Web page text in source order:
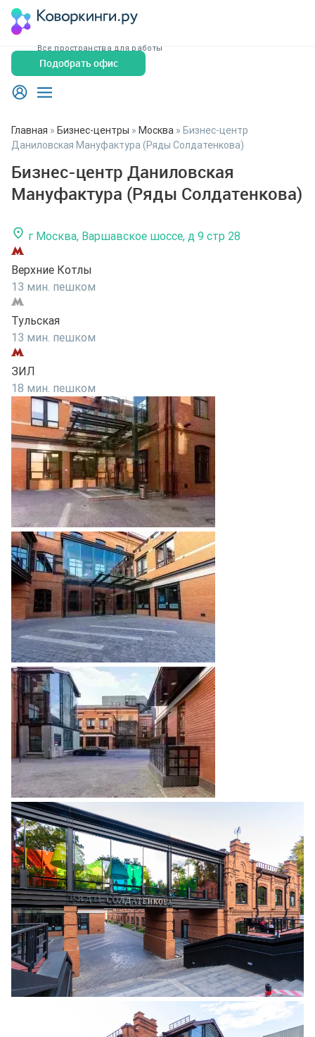
Все пространства для работы
Подобрать офис
Главная » Бизнес-центры » Москва » Бизнес-центр
Даниловская Мануфактура (Ряды Солдатенкова)
Бизнес-центр Даниловская
Мануфактура (Ряды Солдатенкова)
г Москва, Варшавское шоссе, д 9 стр 28
Верхние Котлы
13 мин. пешком
Тульская
13 мин. пешком
ЗИЛ
18 мин. пешком